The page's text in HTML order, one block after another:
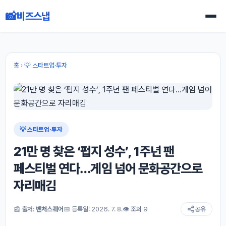
📸비즈스냅
홈› 💡 스타트업·투자
💡 스타트업·투자
21만 명 찾은 ‘펍지 성수’, 1주년 팬
페스티벌 연다…게임 넘어 문화공간으로
자리매김
📰 출처: 벤처스퀘어📅 등록일: 2026. 7. 8.👁 조회 9 공유